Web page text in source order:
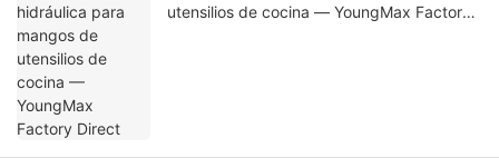
utensilios de cocina — YoungMax Factory